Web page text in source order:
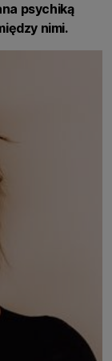
psychiką
nimi.